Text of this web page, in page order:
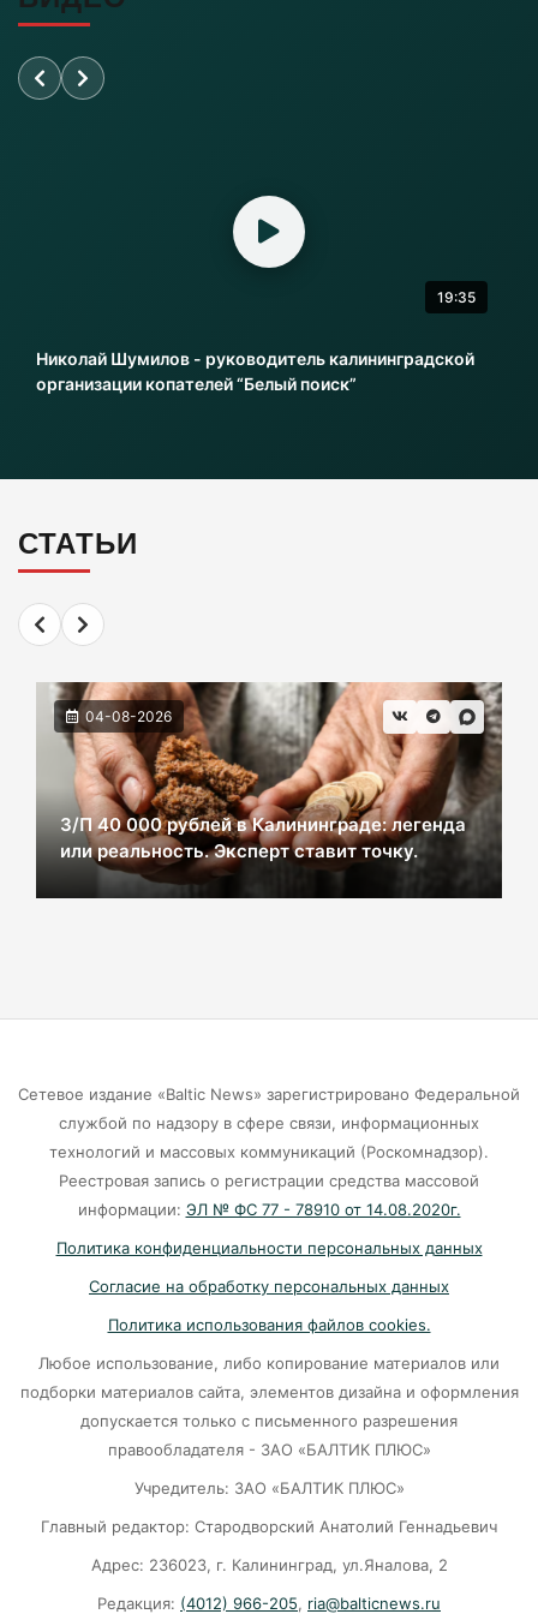
Переезд на Камской в Калининграде закроют
для проезда
06-08-2026
Литовский шпион осужден в Калининграде
06-08-2026
700 млн рублей
В Черняховске из реки достали тело
женщины. Следком проводит проверку.
06-08-2026
В центре Зеленоградска уже неделю
красуется фекальная лужа
Больше тонны рыбы незаконно выловили в
Калининградской области с начала года
06-08-2026
В Светлогорске женщина купила «корейца»
по «удалёнке» и потеряла деньги
05-08-2026
На двух перекрёстках в Калининграде теперь
нужно ехать по-новому
«Народный фронт»: Людям приходится жить
в сырости с земляными блохами и плесенью
19:35
Николай Шумилов - руководитель калининградской
организации копателей “Белый поиск”
СТАТЬИ
04-08-2026
З/П 40 000 рублей в Калининграде: легенда
или реальность. Эксперт ставит точку.
Сетевое издание «Baltic News» зарегистрировано Федеральной
службой по надзору в сфере связи, информационных
технологий и массовых коммуникаций (Роскомнадзор).
Реестровая запись о регистрации средства массовой
информации: ЭЛ № ФС 77 - 78910 от 14.08.2020г.
Политика конфиденциальности персональных данных
Согласие на обработку персональных данных
Политика использования файлов cookies.
Любое использование, либо копирование материалов или
подборки материалов сайта, элементов дизайна и оформления
допускается только с письменного разрешения
правообладателя - ЗАО «БАЛТИК ПЛЮС»
Учредитель: ЗАО «БАЛТИК ПЛЮС»
Главный редактор: Стародворский Анатолий Геннадьевич
Адрес: 236023, г. Калининград, ул.Яналова, 2
Редакция: (4012) 966-205, ria@balticnews.ru